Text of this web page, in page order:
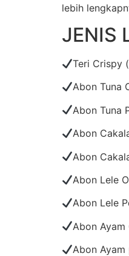
lebih
JENIS
Teri Crispy
Abon Tuna
Abon Tuna
Abon
Abon
Abon Lele
Abon Lele
Abon Ayam
Abon Ayam